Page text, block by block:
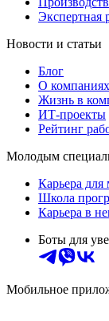
Экспертная
Новости и статьи
Блог
О
Жизнь в
ИТ-проекты
Рейтинг
Молодым
Карьера для
Школа
Карьера в
Боты для
Мобильное